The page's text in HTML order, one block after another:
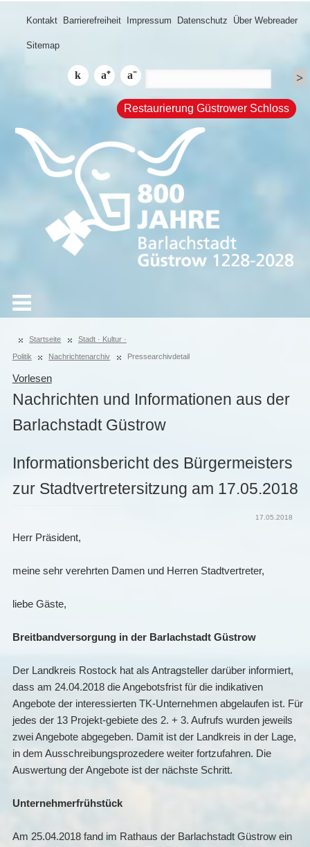
Kontakt Barrierefreiheit Impressum Datenschutz Über Webreader
Sitemap
Restaurierung Güstrower Schloss
Startseite Stadt · Kultur ·
Politik Nachrichtenarchiv Pressearchivdetail
Vorlesen
Nachrichten und Informationen aus der
Barlachstadt Güstrow
Informationsbericht des Bürgermeisters
zur Stadtvertretersitzung am 17.05.2018
17.05.2018
Herr Präsident,
meine sehr verehrten Damen und Herren Stadtvertreter,
liebe Gäste,
Breitbandversorgung in der Barlachstadt Güstrow
Der Landkreis Rostock hat als Antragsteller darüber informiert,
dass am 24.04.2018 die Angebotsfrist für die indikativen
Angebote der interessierten TK-Unternehmen abgelaufen ist. Für
jedes der 13 Projekt-gebiete des 2. + 3. Aufrufs wurden jeweils
zwei Angebote abgegeben. Damit ist der Landkreis in der Lage,
in dem Ausschreibungsprozedere weiter fortzufahren. Die
Auswertung der Angebote ist der nächste Schritt.
Unternehmerfrühstück
Am 25.04.2018 fand im Rathaus der Barlachstadt Güstrow ein